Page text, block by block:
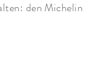
den Michelin